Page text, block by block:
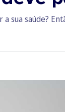
sua saúde?